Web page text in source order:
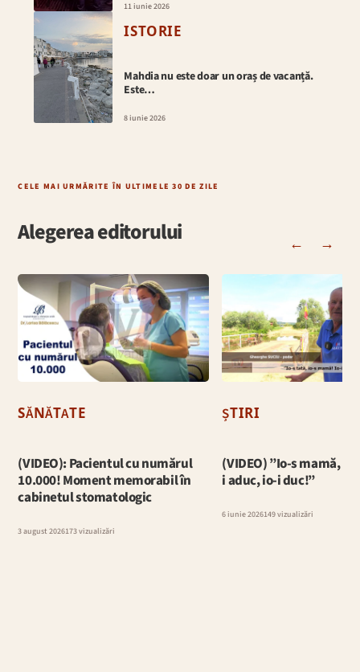
11 iunie 2026
ISTORIE
Mahdia nu este doar un oraș de vacanță.
Este…
8 iunie 2026
CELE MAI URMĂRITE ÎN ULTIMELE 30 DE ZILE
Alegerea editorului ← →
SĂNĂTATE
(VIDEO): Pacientul cu numărul
10.000! Moment memorabil în
cabinetul stomatologic
3 august 2026173 vizualizări
ȘTIRI
(VIDEO) ”Io-s mamă,
i aduc, io-i duc!”
6 iunie 2026149 vizualizări